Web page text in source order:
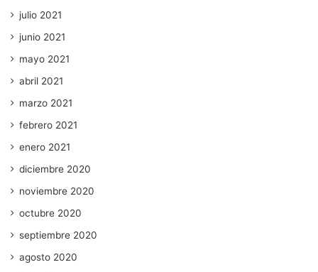
julio 2021
junio 2021
mayo 2021
abril 2021
marzo 2021
febrero 2021
enero 2021
diciembre 2020
noviembre 2020
octubre 2020
septiembre 2020
agosto 2020